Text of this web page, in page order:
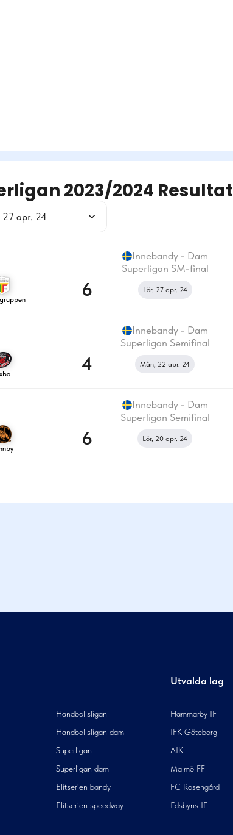
2023/2024 Resultat
apr. 24
Innebandy - Dam
Superligan SM-final
6 Lör, 27 apr. 24
Innebandy - Dam
Superligan Semifinal
4 Mån, 22 apr. 24
Innebandy - Dam
Superligan Semifinal
6 Lör, 20 apr. 24
Handbollsligan
Handbollsligan dam
Superligan
Superligan dam
Elitserien bandy
Elitserien speedway
Utvalda lag
Hammarby IF
IFK Göteborg
AIK
Malmö FF
FC Rosengård
Edsbyns IF